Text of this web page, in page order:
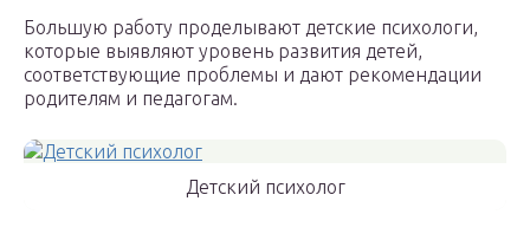
Большую работу проделывают детские психологи,
которые выявляют уровень развития детей,
соответствующие проблемы и дают рекомендации
родителям и педагогам.
Детский психолог